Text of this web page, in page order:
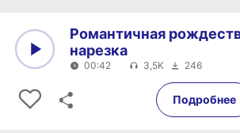
00:42
Романтичная
нарезка
00:42 3,5K 246
Подробнее